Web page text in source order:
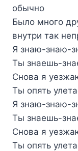
обычно
Было много
внутри так
Я знаю-знаю-
Ты знаешь-
Снова я
Ты опять
Я знаю-знаю-
Ты знаешь-
Снова я
Ты опять